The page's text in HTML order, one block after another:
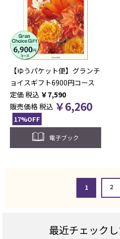
【ゆうパケット便】グランチ
ョイスギフト6900円コース
税込 ￥7,590
販売価格税込 ￥6,260
17%OFF
電子ブック
1 2
最近チェック